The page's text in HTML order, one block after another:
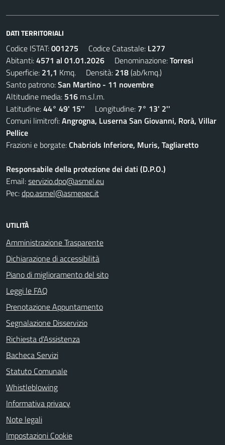
DATI TERRITORIALI
Codice ISTAT:001275 Codice Catastale: L277
Abitanti:4571 al 01.01.2026 Denominazione:Torresi
Superficie: 21,1 Kmq. Densità: 218(ab/kmq.)
Santo patrono:San Martino - 11 novembre
Altitudine media: 516 m.s.l.m.
Latitudine:44° 49' 15'' Longitudine: 7° 13' 2''
Comuni limitrofi:Angrogna, Luserna San Giovanni, Rorà, Villar
Pellice
Frazioni e borgate:Chabriols Inferiore, Muris, Tagliaretto
Responsabile della protezione dei dati (D.P.O.)
Email:servizio.dpo@asmel.eu
Pec:dpo.asmel@asmepec.it
UTILITÀ
Amministrazione Trasparente
Dichiarazione di accessibilità
Piano di miglioramento del sito
Leggi le FAQ
Prenotazione Appuntamento
Segnalazione Disservizio
Richiesta d'Assistenza
Bacheca Servizi
Statuto Comunale
Whistleblowing
Informativa privacy
Note legali
Impostazioni Cookie